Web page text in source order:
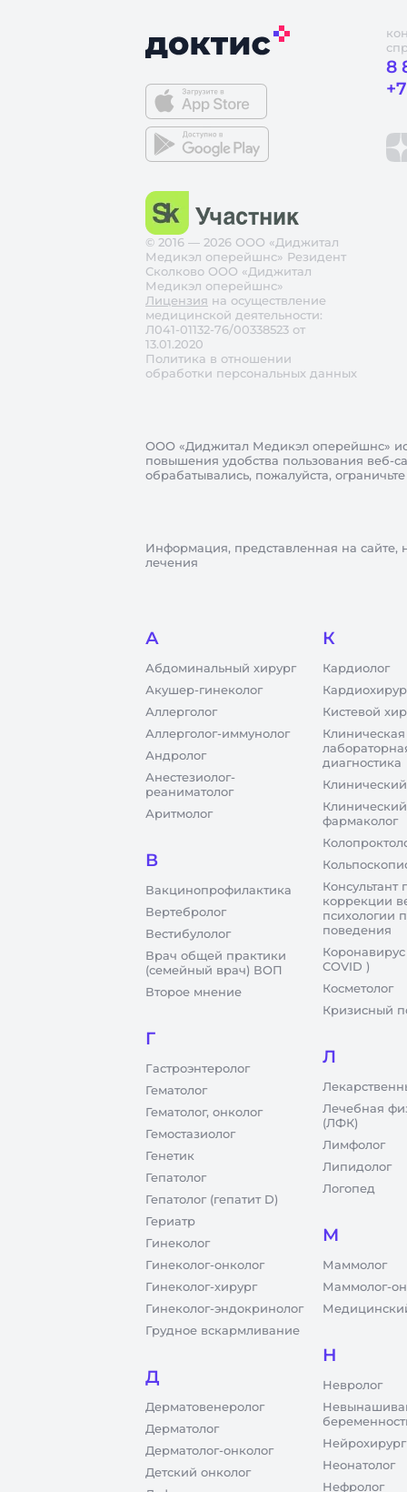
8
© 2016 — 2026 ООО «Диджитал
Медикэл оперейшнс» Резидент
Сколково ООО «Диджитал
Медикэл оперейшнс»
Лицензия на осуществление
медицинской деятельности:
Л041-01132-76/00338523 от
13.01.2020
Политика в отношении
обработки персональных данных
ООО «Диджитал Медикэл оперейшнс»
повышения удобства пользования веб-
обрабатывались, пожалуйста,
Информация, представленная на сайте,
лечения
А
Абдоминальный хирург
Акушер-гинеколог
Аллерголог
Аллерголог-иммунолог
Андролог
Анестезиолог-
реаниматолог
Аритмолог
В
Вакцинопрофилактика
Вертебролог
Вестибулолог
Врач общей практики
(семейный врач) ВОП
Второе мнение
Г
Гастроэнтеролог
Гематолог
Гематолог, онколог
Гемостазиолог
Генетик
Гепатолог
Гепатолог (гепатит D)
Гериатр
Гинеколог
Гинеколог-онколог
Гинеколог-хирург
Гинеколог-эндокринолог
Грудное вскармливание
Д
Дерматовенеролог
Дерматолог
Дерматолог-онколог
Детский онколог
К
Кардиолог
Кистевой
Клиническая
диагностика
Клинический
фармаколог
Консультант
коррекции
психологии
поведения
COVID )
Косметолог
Кризисный
Л
Лечебная
(ЛФК)
Лимфолог
Липидолог
Логопед
М
Маммолог
Маммолог-
Н
Невролог
Нейрохирург
Неонатолог
Нефролог